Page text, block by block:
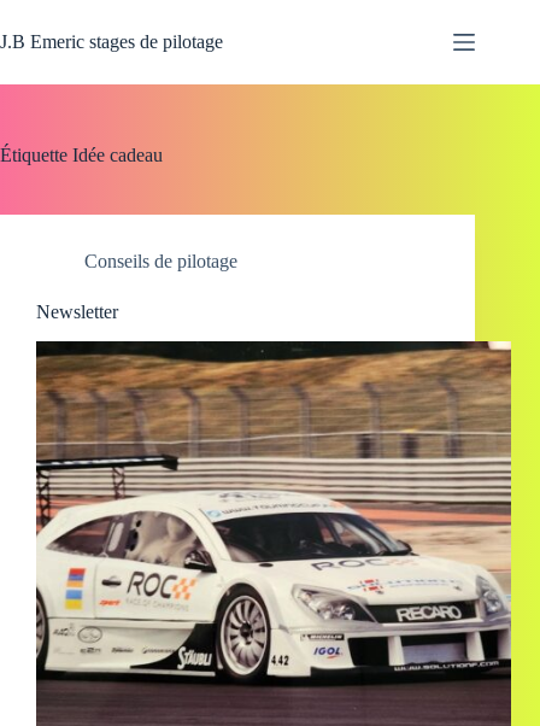
au
contenu
J.B Emeric stages de pilotage
Étiquette Idée cadeau
Conseils de pilotage
Newsletter